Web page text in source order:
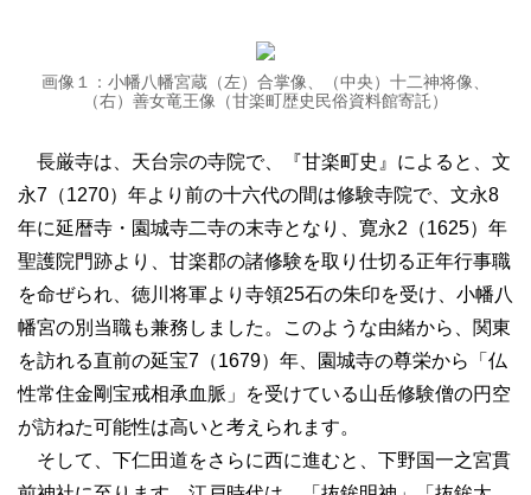
画像１：小幡八幡宮蔵（左）合掌像、（中央）十二神将像、
（右）善女竜王像（甘楽町歴史民俗資料館寄託）
長厳寺は、天台宗の寺院で、『甘楽町史』によると、文
永7（1270）年より前の十六代の間は修験寺院で、文永8
年に延暦寺・園城寺二寺の末寺となり、寛永2（1625）年
聖護院門跡より、甘楽郡の諸修験を取り仕切る正年行事職
を命ぜられ、徳川将軍より寺領25石の朱印を受け、小幡八
幡宮の別当職も兼務しました。このような由緒から、関東
を訪れる直前の延宝7（1679）年、園城寺の尊栄から「仏
性常住金剛宝戒相承血脈」を受けている山岳修験僧の円空
が訪ねた可能性は高いと考えられます。
そして、下仁田道をさらに西に進むと、下野国一之宮貫